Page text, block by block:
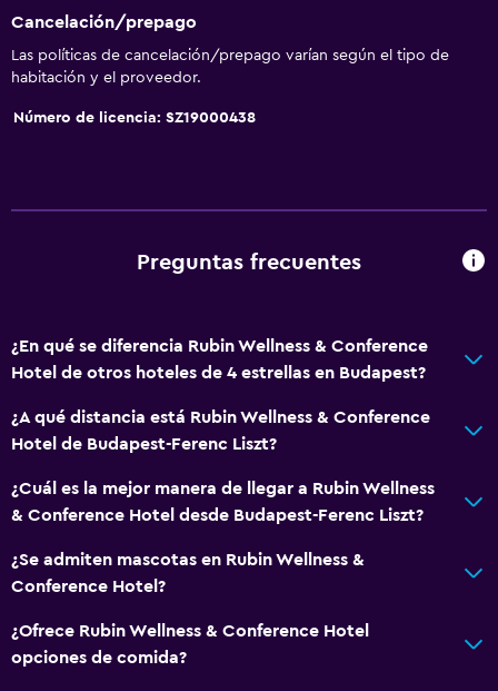
Calefacción
Aire acondicionado
Papeleras
Cocina
Tetera eléctrica
Cocina
Horno
Cancelación/prepago
Las políticas de cancelación/prepago varían según el tipo de
habitación y el proveedor.
Número de licencia: SZ19000438
Preguntas frecuentes
¿En qué se diferencia Rubin Wellness & Conference
Hotel de otros hoteles de 4 estrellas en Budapest?
¿A qué distancia está Rubin Wellness & Conference
Hotel de Budapest-Ferenc Liszt?
¿Cuál es la mejor manera de llegar a Rubin Wellness
& Conference Hotel desde Budapest-Ferenc Liszt?
¿Se admiten mascotas en Rubin Wellness &
Conference Hotel?
¿Ofrece Rubin Wellness & Conference Hotel
opciones de comida?